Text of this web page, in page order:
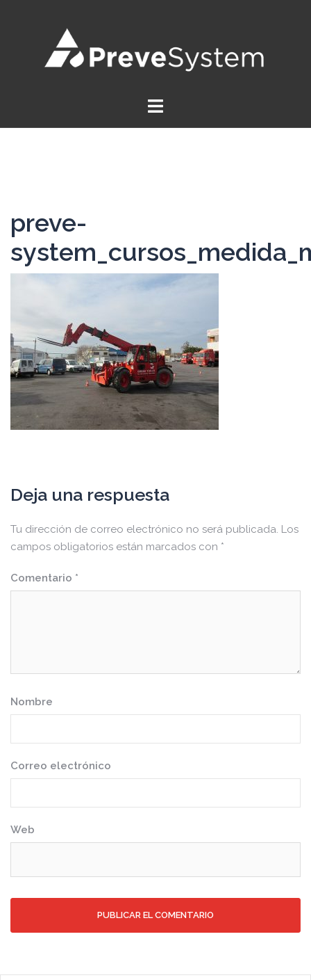
preve-
Deja una respuesta
Tu dirección de correo electrónico no será publicada. Los
campos obligatorios están marcados con *
Comentario *
Nombre
Correo electrónico
Web